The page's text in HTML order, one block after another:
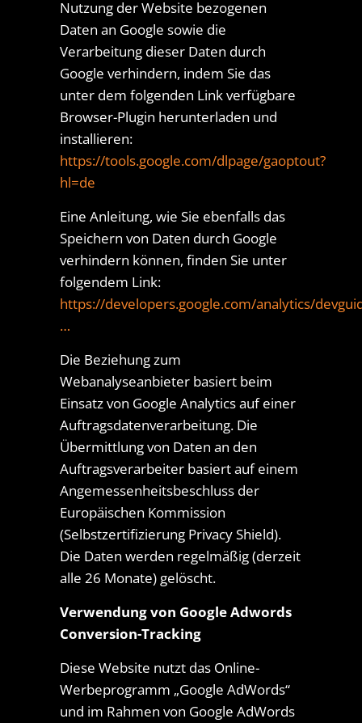
Nutzung der Website bezogenen
Daten an Google sowie die
Verarbeitung dieser Daten durch
Google verhindern, indem Sie das
unter dem folgenden Link verfügbare
Browser-Plugin herunterladen und
installieren:
https://tools.google.com/dlpage/gaoptout?
hl=de
Eine Anleitung, wie Sie ebenfalls das
Speichern von Daten durch Google
verhindern können, finden Sie unter
folgendem Link:
https://developers.google.com/analytics/
…
Die Beziehung zum
Webanalyseanbieter basiert beim
Einsatz von Google Analytics auf einer
Auftragsdatenverarbeitung. Die
Übermittlung von Daten an den
Auftragsverarbeiter basiert auf einem
Angemessenheitsbeschluss der
Europäischen Kommission
(Selbstzertifizierung Privacy Shield).
Die Daten werden regelmäßig (derzeit
alle 26 Monate) gelöscht.
Verwendung von Google Adwords
Conversion-Tracking
Diese Website nutzt das Online-
Werbeprogramm „Google AdWords“
und im Rahmen von Google AdWords